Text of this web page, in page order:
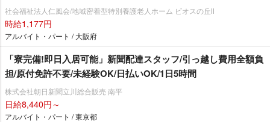
社会福祉法人仁風会/地域密着型特別養護老人ホーム ビオスの丘Ⅱ
時給1,177円
アルバイト・パート / 大阪府
「寮完備!即日入居可能」新聞配達スタッフ/引っ越し費用全額負
担/原付免許不要/未経験OK/日払いOK/1日5時間
株式会社朝日新聞立川総合販売 南平
日給8,440円～
アルバイト・パート / 東京都